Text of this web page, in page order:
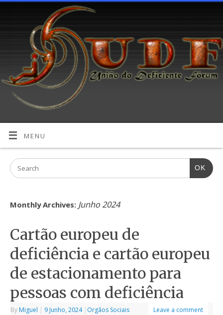
MENU
OK
Monthly Archives: Junho 2024
Cartão europeu de
deficiência e cartão europeu
de estacionamento para
pessoas com deficiência
By Miguel | 9 Junho, 2024 | Orgãos Sociais Leave a comment